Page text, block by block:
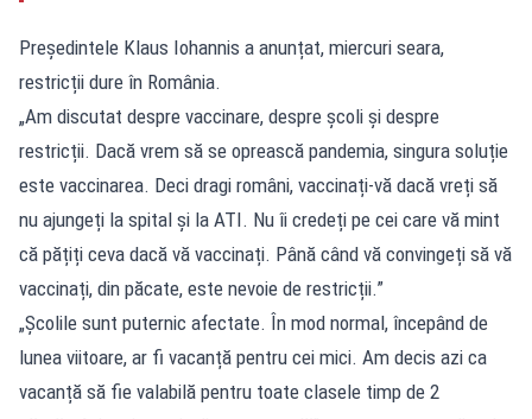
Președintele Klaus Iohannis a anunțat, miercuri seara,
restricții dure în România.
„Am discutat despre vaccinare, despre școli și despre
restricții. Dacă vrem să se oprească pandemia, singura soluție
este vaccinarea. Deci dragi români, vaccinați-vă dacă vreți să
nu ajungeți la spital și la ATI. Nu îi credeți pe cei care vă mint
că pățiți ceva dacă vă vaccinați. Până când vă convingeți să vă
vaccinați, din păcate, este nevoie de restricții.”
„Școlile sunt puternic afectate. În mod normal, începând de
lunea viitoare, ar fi vacanță pentru cei mici. Am decis azi ca
vacanță să fie valabilă pentru toate clasele timp de 2